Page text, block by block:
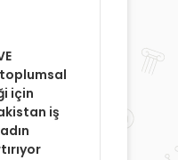
toplumsal
için
iş